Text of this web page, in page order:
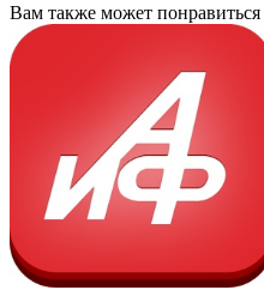
Вам также может понравиться